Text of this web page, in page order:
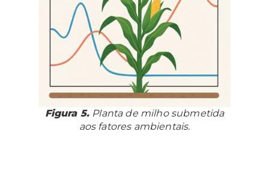
Figura 5. Planta de milho submetida
aos fatores ambientais.